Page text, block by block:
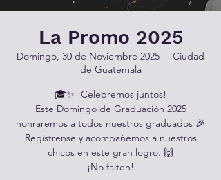
La Promo 2025
Domingo, 30 de Noviembre 2025
  |
Ciudad
de Guatemala
🎓✨ ¡Celebremos juntos!
Este Domingo de Graduación 2025
honraremos a todos nuestros graduados 🎉
Regístrense y acompañemos a nuestros
chicos en este gran logro. 🙌
¡No falten!